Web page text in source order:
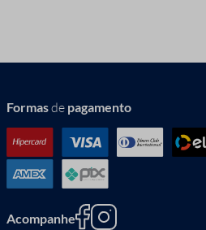
Formasde pagamento
Acompanhe